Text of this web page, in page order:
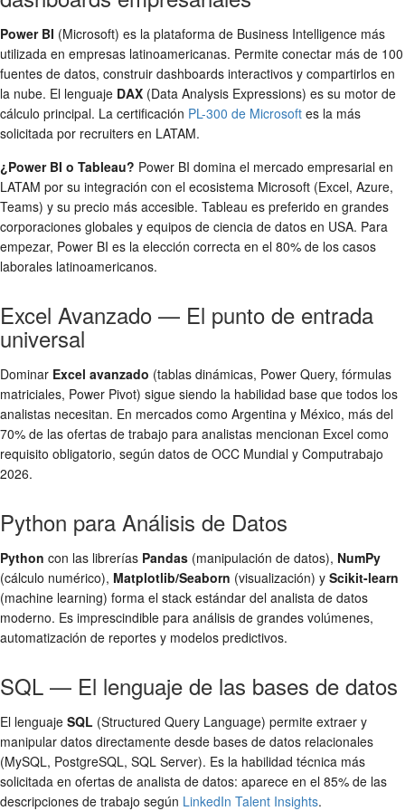
Power BI (Microsoft) es la plataforma de Business Intelligence más
utilizada en empresas latinoamericanas. Permite conectar más de 100
fuentes de datos, construir dashboards interactivos y compartirlos en
la nube. El lenguaje DAX (Data Analysis Expressions) es su motor de
cálculo principal. La certificación PL-300 de Microsoft es la más
solicitada por recruiters en LATAM.
¿Power BI o Tableau? Power BI domina el mercado empresarial en
LATAM por su integración con el ecosistema Microsoft (Excel, Azure,
Teams) y su precio más accesible. Tableau es preferido en grandes
corporaciones globales y equipos de ciencia de datos en USA. Para
empezar, Power BI es la elección correcta en el 80% de los casos
laborales latinoamericanos.
Excel Avanzado — El punto de entrada
universal
Dominar Excel avanzado (tablas dinámicas, Power Query, fórmulas
matriciales, Power Pivot) sigue siendo la habilidad base que todos los
analistas necesitan. En mercados como Argentina y México, más del
70% de las ofertas de trabajo para analistas mencionan Excel como
requisito obligatorio, según datos de OCC Mundial y Computrabajo
2026.
Python para Análisis de Datos
Python con las librerías Pandas (manipulación de datos), NumPy
(cálculo numérico), Matplotlib/Seaborn (visualización) y Scikit-learn
(machine learning) forma el stack estándar del analista de datos
moderno. Es imprescindible para análisis de grandes volúmenes,
automatización de reportes y modelos predictivos.
SQL — El lenguaje de las bases de datos
El lenguaje SQL (Structured Query Language) permite extraer y
manipular datos directamente desde bases de datos relacionales
(MySQL, PostgreSQL, SQL Server). Es la habilidad técnica más
solicitada en ofertas de analista de datos: aparece en el 85% de las
descripciones de trabajo según LinkedIn Talent Insights.